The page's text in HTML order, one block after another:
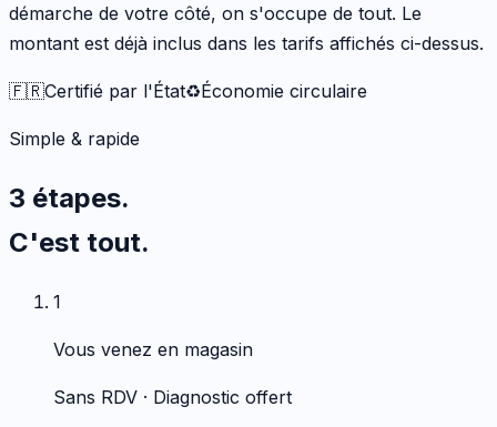
démarche de votre côté, on s'occupe de tout. Le
montant est déjà inclus dans les tarifs affichés ci-dessus.
🇫🇷Certifié par l'État♻️Économie circulaire
Simple & rapide
3 étapes.
C'est tout.
1
Vous venez en magasin
Sans RDV · Diagnostic offert